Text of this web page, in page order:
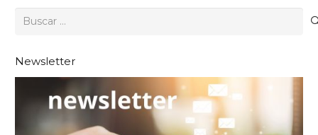
Buscar:
Newsletter